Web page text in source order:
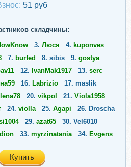
51 руб
складчины:
3. Люся 4. kuponves
7. burfed 8. sibis 9. gostya
12. IvanMak1917 13. serc
16. Labrizio 17. maslik
20. vikpol 21. Viola1958
24. violla 25. Agapi 26. Droscha
29. azat65 30. Vel6010
33. myrzinatania 34. Evgens
Купить